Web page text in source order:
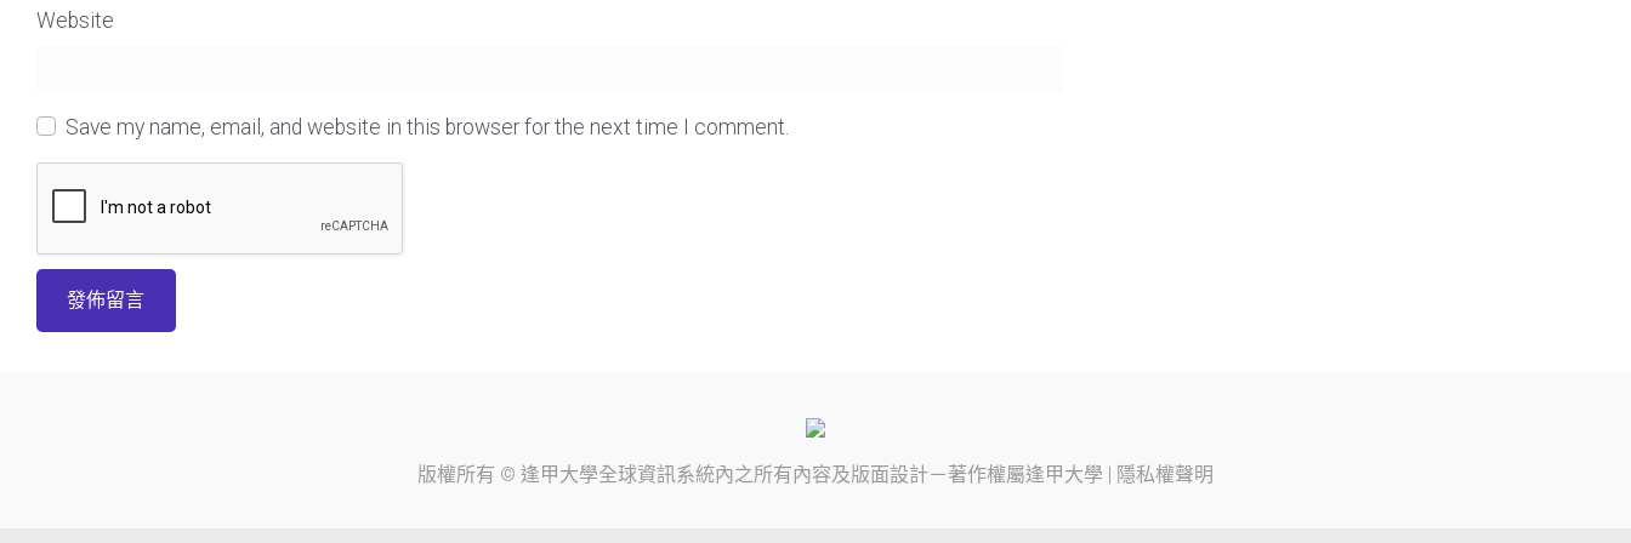
Website
Save my name, email, and website in this browser for the next time I comment.
版權所有 © 逢甲大學全球資訊系統內之所有內容及版面設計－著作權屬逢甲大學 隱私權聲明